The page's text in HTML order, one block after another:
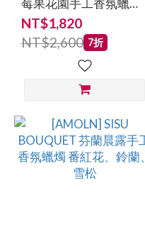
莓果花園手工香氛蠟燭
覆盆子、玫瑰、紫羅蘭
NT$1,820
NT$2,600 7折